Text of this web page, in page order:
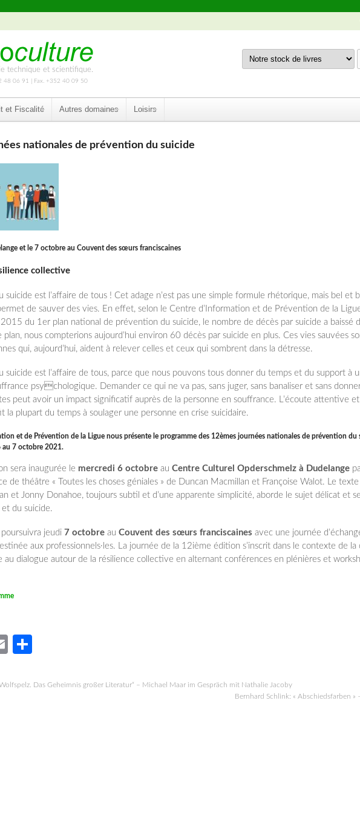
technique et scientifique.
48 06 91 | Fax. +352 40 09 50
et Fiscalité Autres domaines Loisirs
nationales de prévention du suicide
et le 7 octobre au Couvent des sœurs franciscaines
collective
suicide est l’affaire de tous ! Cet adage n’est pas une simple formule rhétorique, mais bel et
de sauver des vies. En effet, selon le Centre d’Information et de Prévention de la
2015 du 1er plan national de prévention du suicide, le nombre de décès par suicide a baissé
plan, nous compterions aujourd’hui environ 60 décès par suicide en plus. Ces vies sauvées
qui, aujourd’hui, aident à relever celles et ceux qui sombrent dans la détresse.
suicide est l’affaire de tous, parce que nous pouvons tous donner du temps et du support à
psychologique. Demander ce qui ne va pas, sans juger, sans banaliser et sans
peut avoir un impact significatif auprès de la personne en souffrance. L’écoute attentive et
la plupart du temps à soulager une personne en crise suicidaire.
et de Prévention de la Ligue nous présente le programme des 12èmes journées nationales de prévention du
au 7 octobre 2021.
sera inaugurée le mercredi 6 octobre au Centre Culturel Opderschmelz à Dudelange
de théâtre « Toutes les choses géniales » de Duncan Macmillan et Françoise Walot. Le
et Jonny Donahoe, toujours subtil et d’une apparente simplicité, aborde le sujet délicat et
du suicide.
poursuivra jeudi 7 octobre au Couvent des sœurs franciscaines avec une journée
aux professionnels·les. La journée de la 12ième édition s’inscrit dans le contexte de la
au dialogue autour de la résilience collective en alternant conférences en plénières et
Email
Das Geheimnis großer Literatur“ – Michael Maar im Gespräch mit Nathalie Jacoby
Bernhard Schlink: « Abschiedsfarben »